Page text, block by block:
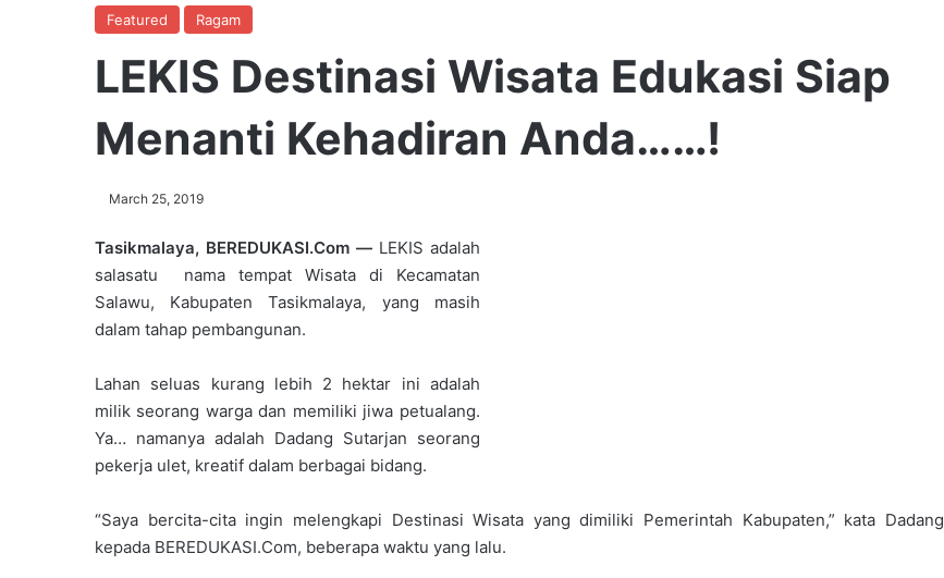
Featured Ragam
LEKIS Destinasi Wisata Edukasi Siap
Menanti Kehadiran Anda……!
March 25, 2019
Tasikmalaya, BEREDUKASI.Com — LEKIS adalah
salasatu nama tempat Wisata di Kecamatan
Salawu, Kabupaten Tasikmalaya, yang masih
dalam tahap pembangunan.
Lahan seluas kurang lebih 2 hektar ini adalah
milik seorang warga dan memiliki jiwa petualang.
Ya… namanya adalah Dadang Sutarjan seorang
pekerja ulet, kreatif dalam berbagai bidang.
“Saya bercita-cita ingin melengkapi Destinasi Wisata yang dimiliki Pemerintah Kabupaten,” kata Dadang
kepada BEREDUKASI.Com, beberapa waktu yang lalu.